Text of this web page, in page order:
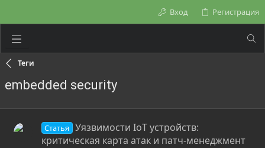
Вход Регистрация
Теги
embedded security
Статья
Уязвимости IoT устройств:
критическая карта атак и патч-менеджмент